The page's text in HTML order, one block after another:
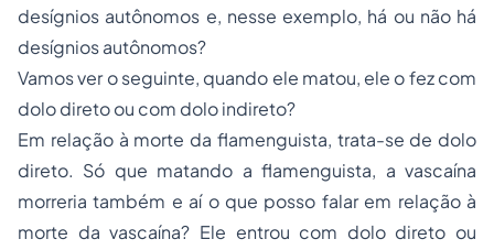
desígnios autônomos e, nesse exemplo, há ou não há
desígnios autônomos?
Vamos ver o seguinte, quando ele matou, ele o fez com
dolo direto ou com dolo indireto?
Em relação à morte da flamenguista, trata-se de dolo
direto. Só que matando a flamenguista, a vascaína
morreria também e aí o que posso falar em relação à
morte da vascaína? Ele entrou com dolo direto ou